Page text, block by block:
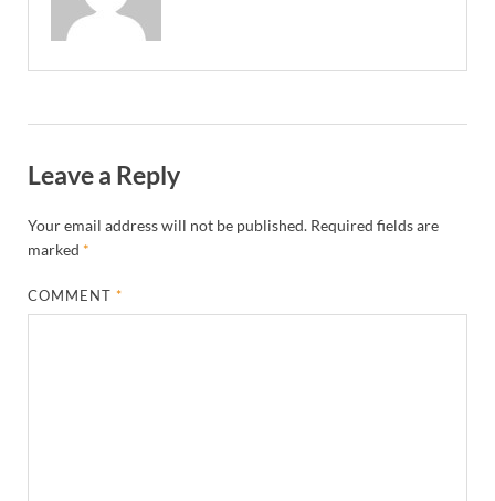
Leave a Reply
Your email address will not be published. Required fields are
marked *
COMMENT*